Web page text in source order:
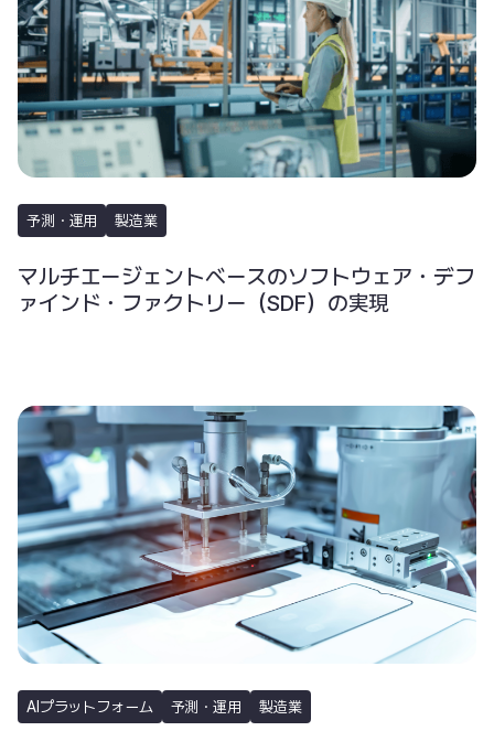
予測・運用 製造業
マルチエージェントベースのソフトウェア・デフ
ァインド・ファクトリー（SDF）の実現
AIプラットフォーム 予測・運用 製造業